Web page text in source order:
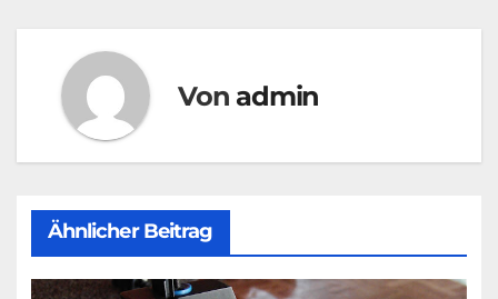
Von admin
Ähnlicher Beitrag